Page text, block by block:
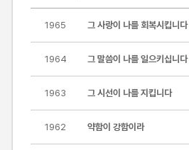
1965 그 사랑이 나를 회복시킵니다
1964 그 말씀이 나를 일으키십니다
1963 그 시선이 나를 지킵니다
1962 약함이 강함이라